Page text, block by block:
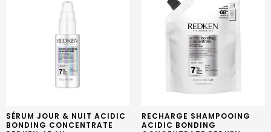
SÉRUM JOUR & NUIT ACIDIC
BONDING CONCENTRATE
RECHARGE SHAMPOOING
ACIDIC BONDING